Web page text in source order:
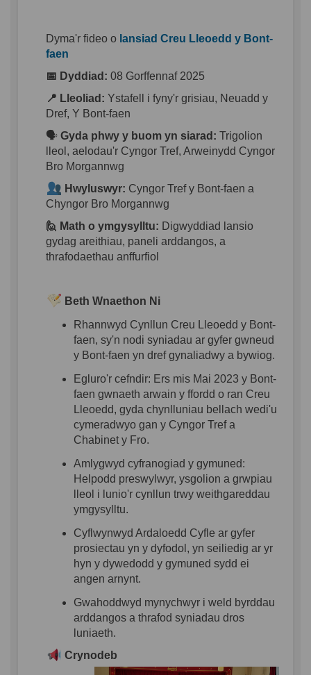
Dyma'r fideo o lansiad Creu Lleoedd y Bont-
faen
📅 Dyddiad : 08 Gorffennaf2025
📍 Lleoliad : Ystafell i fyny'r grisiau, Neuadd y
Dref, Y Bont-faen
🗣️ Gyda phwy y buom yn siarad : Trigolion
lleol , aelodau'r Cyngor Tref, Arweinydd Cyngor
Bro Morgannwg
Hwyluswyr: Cyngor Tref y Bont-faen a
Chyngor Bro Morgannwg
🙋 Math o ymgysylltu: Digwyddiad lansio
gydag areithiau, paneli arddangos, a
thrafodaethau anffurfiol
BethWnaethon Ni
Rhannwyd Cynllun Creu Lleoedd y Bont-
faen, sy'n nodi syniadau ar gyfer gwneud
y Bont-faen yn dref gynaliadwy a bywiog.
Egluro'r cefndir: Ers mis Mai 2023 y Bont-
faen gwnaeth arwain y ffordd o ran Creu
Lleoedd, gyda chynlluniau bellach wedi'u
cymeradwyo gan y Cyngor Tref a
Chabinet y Fro.
Amlygwyd cyfranogiad y gymuned:
Helpodd preswylwyr, ysgolion a grwpiau
lleol i lunio'r cynllun trwy weithgareddau
ymgysylltu.
Cyflwynwyd Ardaloedd Cyfle ar gyfer
prosiectau yn y dyfodol , yn seiliedig ar yr
hyn y dywedodd y gymuned sydd ei
angen arnynt.
Gwahoddwyd mynychwyr i weld byrddau
arddangos a thrafod syniadau dros
luniaeth.
Crynodeb